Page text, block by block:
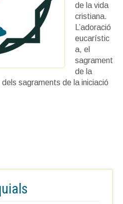
de la vida
cristiana.
L’adoració
eucarístic
a, el
sagrament
de la
sagraments de la iniciació